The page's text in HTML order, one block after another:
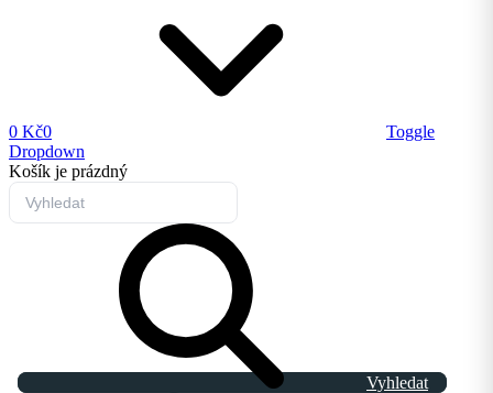
0 Kč0
Toggle
Dropdown
Košík je prázdný
Vyhledat